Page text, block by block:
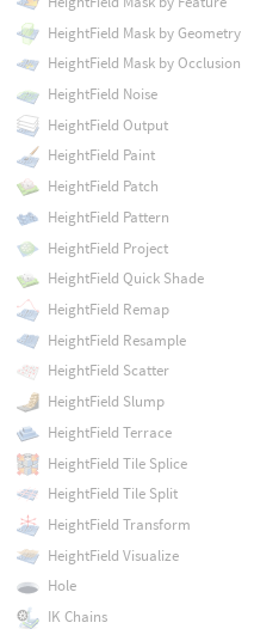
HeightField Mask by Geometry
HeightField Mask by Occlusion
HeightField Noise
HeightField Output
HeightField Paint
HeightField Patch
HeightField Pattern
HeightField Project
HeightField Quick Shade
HeightField Remap
HeightField Resample
HeightField Scatter
HeightField Slump
HeightField Terrace
HeightField Tile Splice
HeightField Tile Split
HeightField Transform
HeightField Visualize
Hole
IK Chains